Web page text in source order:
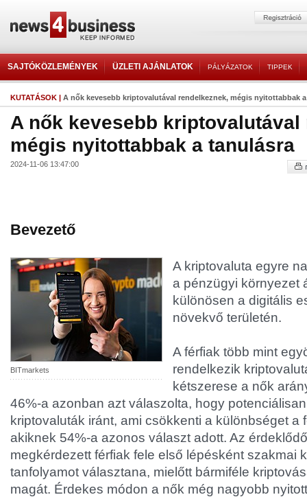
SAJTÓKÖZLEMÉNYEK ÜZLETI AJÁNLATOK PÁLYÁZATOK TIPPEK
KUTATÁSOK | A nők kevesebb kriptovalutával rendelkeznek, mégis nyitottabbak
A nők kevesebb kriptovalutával
mégis nyitottabbak a tanulásra
2024-11-06 13:47:00
Bevezető
BITmarkets
A kriptovaluta egyre
a pénzügyi környezet
különösen a digitális
növekvő területén.
A férfiak több mint
rendelkezik
kétszerese a nők
46%-a azonban azt válaszolta, hogy
kriptovaluták iránt, ami csökkenti a különbséget a
akiknek 54%-a azonos választ adott. Az
megkérdezett férfiak fele első lépésként szakmai
tanfolyamot választana, mielőtt bármiféle
magát. Érdekes módon a nők még nagyobb